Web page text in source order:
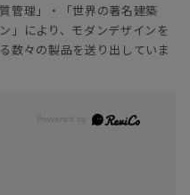
管理」・「世界の著名建築
」により、モダンデザインを
数々の製品を送り出していま